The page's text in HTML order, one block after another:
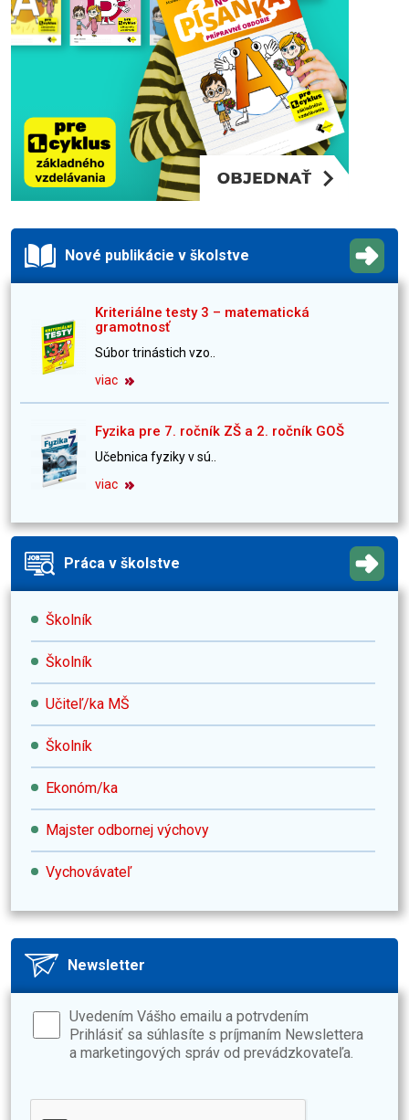
Nové publikácie v školstve
Kriteriálne testy 3 – matematická
gramotnosť
Súbor trinástich vzo..
viac
Fyzika pre 7. ročník ZŠ a 2. ročník GOŠ
Učebnica fyziky v sú..
viac
Práca v školstve
Školník
Školník
Učiteľ/ka MŠ
Školník
Ekonóm/ka
Majster odbornej výchovy
Vychovávateľ
Newsletter
Uvedením Vášho emailu a potrvdením
Prihlásiť sa súhlasíte s príjmaním Newslettera
a marketingových správ od prevádzkovateľa.